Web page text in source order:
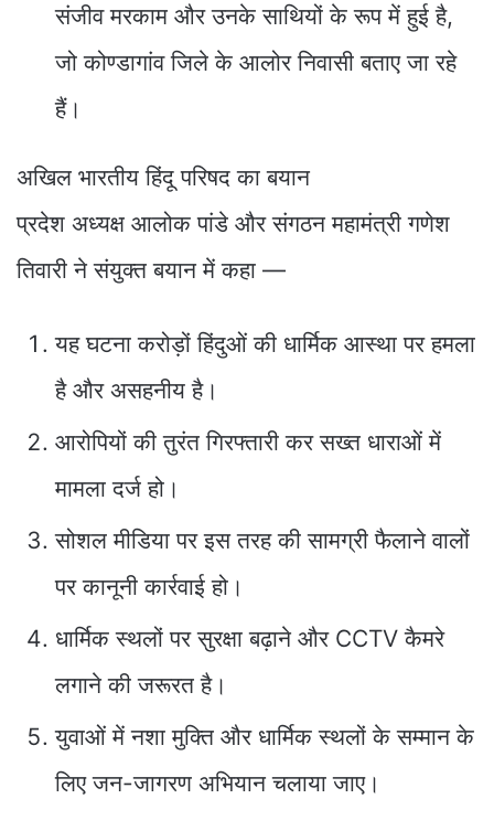
संजीव मरकाम और उनके साथियों के रूप में हुई है,
जो कोण्डागांव जिले के आलोर निवासी बताए जा रहे
हैं।
अखिल भारतीय हिंदू परिषद का बयान
प्रदेश अध्यक्ष आलोक पांडे और संगठन महामंत्री गणेश
तिवारी ने संयुक्त बयान में कहा —
यह घटना करोड़ों हिंदुओं की धार्मिक आस्था पर हमला
है और असहनीय है।
आरोपियों की तुरंत गिरफ्तारी कर सख्त धाराओं में
मामला दर्ज हो।
सोशल मीडिया पर इस तरह की सामग्री फैलाने वालों
पर कानूनी कार्रवाई हो।
धार्मिक स्थलों पर सुरक्षा बढ़ाने और CCTV कैमरे
लगाने की जरूरत है।
युवाओं में नशा मुक्ति और धार्मिक स्थलों के सम्मान के
लिए जन-जागरण अभियान चलाया जाए।